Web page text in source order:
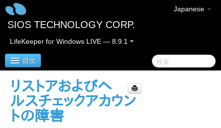
Japanese
SIOS TECHNOLOGY CORP.
LifeKeeper for Windows LIVE — 8.9.1
目次
LifeKeeper for Windows
LifeKeeper for Windows リリースノート
リストアおよびヘ
ルスチェックアカウン
トの障害